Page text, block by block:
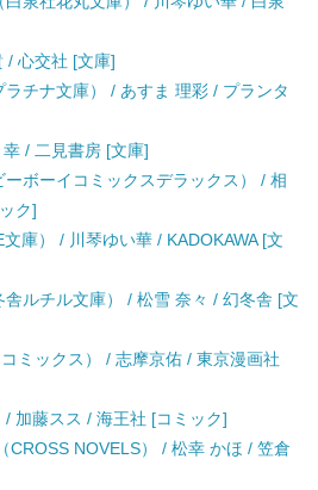
/ 心交社 [文庫]
チナ文庫） / あすま 理彩 / プランタ
/ 二見書房 [文庫]
ボーイコミックスデラックス） / 相
ク]
庫） / 川琴ゆい華 / KADOKAWA [文
ルチル文庫） / 松雪 奈々 / 幻冬舎 [文
ミックス） / 志摩京佑 / 東京漫画社
加藤スス / 海王社 [コミック]
CROSS NOVELS） / 松幸 かほ / 笠倉